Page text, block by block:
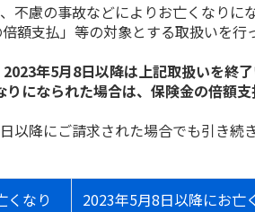
不慮の事故などによりお亡くなりに
額支払」等の対象とする取扱いを行
2023年5月8日以降は上記取扱いを終
になられた場合は、保険金の倍額
以降にご請求された場合でも引き続
くなり
2023年5月8日以降にお亡